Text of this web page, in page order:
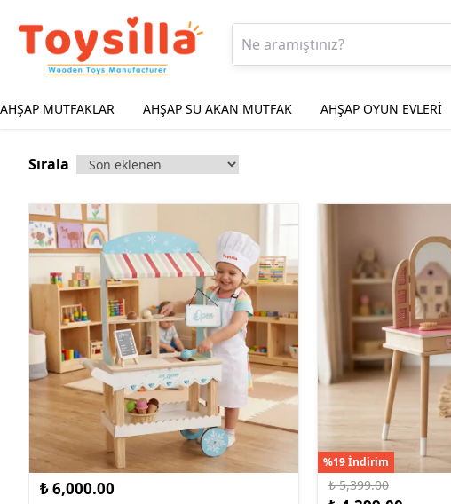
AHŞAP MUTFAKLAR AHŞAP SU AKAN MUTFAK AHŞAP OYUN EVLERİ
Sırala
₺ 6,000.00
%19 İndirim
₺ 5,399.00